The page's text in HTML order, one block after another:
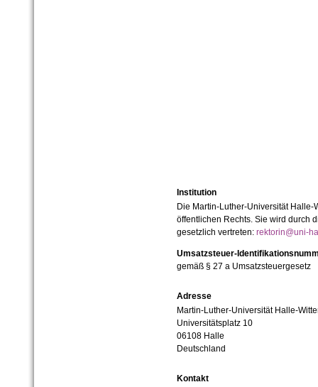
Institution
Die Martin-Luther-Universität
öffentlichen Rechts. Sie wird durch
gesetzlich vertreten: rektorin@uni-
Umsatzsteuer-
gemäß § 27 a Umsatzsteuergesetz
Adresse
Martin-Luther-Universität Halle-
Universitätsplatz 10
06108 Halle
Deutschland
Kontakt